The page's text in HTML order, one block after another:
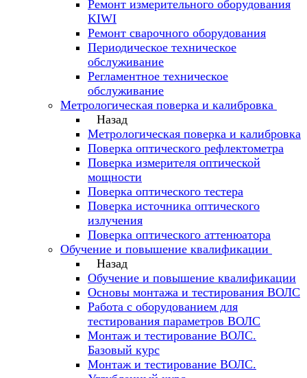
Ремонт измерительного оборудования
KIWI
Ремонт сварочного оборудования
Периодическое техническое
обслуживание
Регламентное техническое
обслуживание
Метрологическая поверка и калибровка
Назад
Метрологическая поверка и калибровка
Поверка оптического рефлектометра
Поверка измерителя оптической
мощности
Поверка оптического тестера
Поверка источника оптического
излучения
Поверка оптического аттенюатора
Обучение и повышение квалификации
Назад
Обучение и повышение квалификации
Основы монтажа и тестирования ВОЛС
Работа с оборудованием для
тестирования параметров ВОЛС
Монтаж и тестирование ВОЛС.
Базовый курс
Монтаж и тестирование ВОЛС.